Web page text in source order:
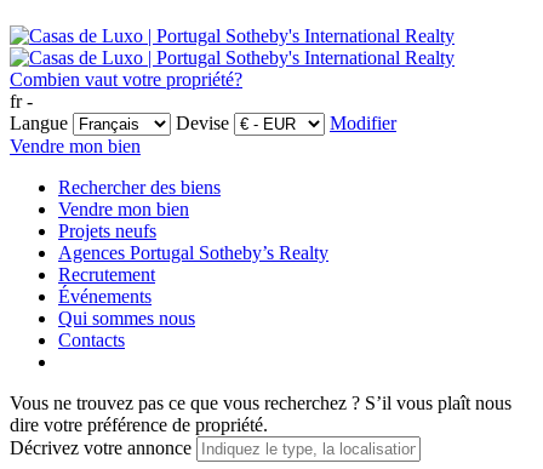
Combien vaut votre propriété?
fr -
Langue
Devise
Modifier
Vendre mon bien
Rechercher des biens
Vendre mon bien
Projets neufs
Agences Portugal Sotheby’s Realty
Recrutement
Événements
Qui sommes nous
Contacts
Vous ne trouvez pas ce que vous recherchez ? S’il vous plaît nous
dire votre préférence de propriété.
Décrivez votre annonce